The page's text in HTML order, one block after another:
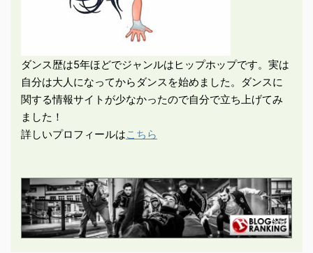
ダンス歴は5年ほどでジャンルはヒップホップです。実は
自分は大人になってからダンスを始めました。ダンスに
関する情報サイトが少なかったので自分で立ち上げてみ
ました！
詳しいプロフィールはこちら